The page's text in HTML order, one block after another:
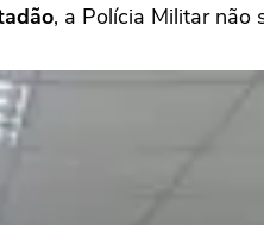
, a Polícia Militar não